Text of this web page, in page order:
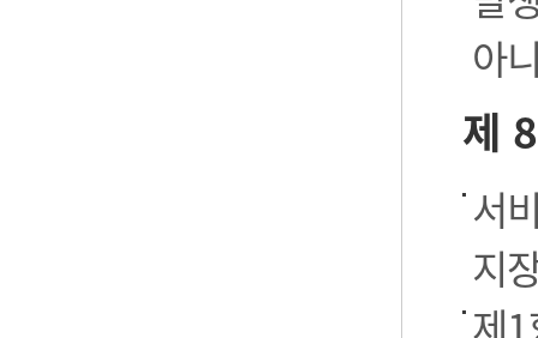
아
제
서
지